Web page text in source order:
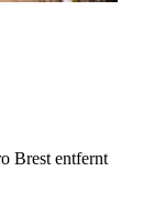
Brest entfernt